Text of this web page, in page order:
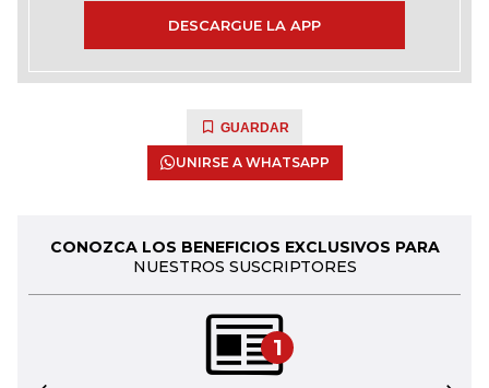
DESCARGUE LA APP
GUARDAR
UNIRSE A WHATSAPP
CONOZCA LOS BENEFICIOS EXCLUSIVOS PARA
NUESTROS SUSCRIPTORES
1